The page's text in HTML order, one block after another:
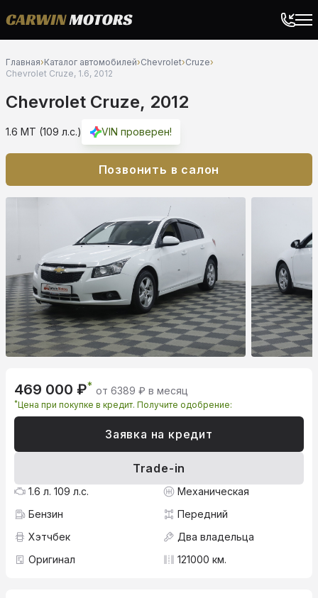
Главная›Каталог автомобилей›Chevrolet›Cruze›
Chevrolet Cruze, 1.6, 2012
Chevrolet Cruze, 2012
1.6 MT (109 л.с.) VIN проверен!
Позвонить в салон
469 000 ₽* от 6389 ₽ в месяц
*Цена при покупке в кредит. Получите одобрение:
Заявка на кредит
Trade-in
1.6 л. 109 л.с.
Механическая
Бензин
Передний
Хэтчбек
Два владельца
Оригинал
121000 км.